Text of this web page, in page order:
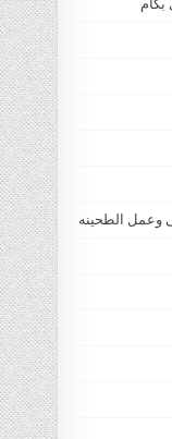
وعمل الطحينه